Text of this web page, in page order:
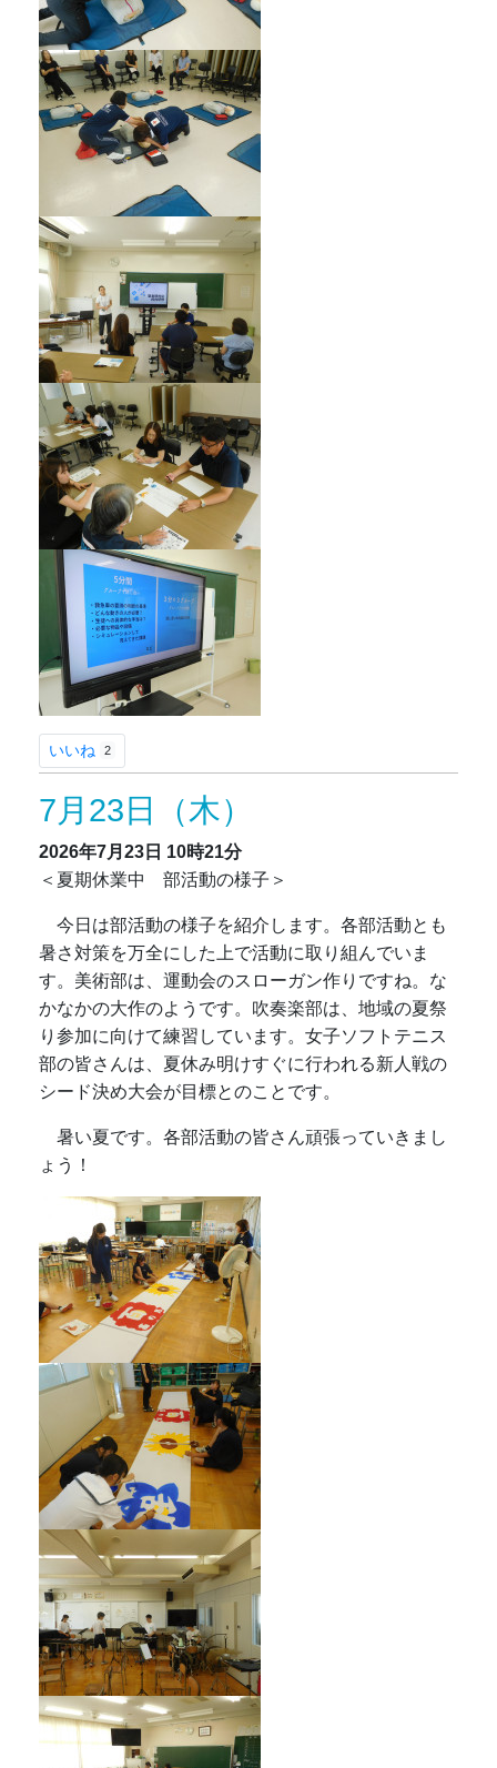
いいね 2
7月23日（木）
2026年7月23日 10時21分
＜夏期休業中 部活動の様子＞
今日は部活動の様子を紹介します。各部活動とも
暑さ対策を万全にした上で活動に取り組んでいま
す。美術部は、運動会のスローガン作りですね。な
かなかの大作のようです。吹奏楽部は、地域の夏祭
り参加に向けて練習しています。女子ソフトテニス
部の皆さんは、夏休み明けすぐに行われる新人戦の
シード決め大会が目標とのことです。
暑い夏です。各部活動の皆さん頑張っていきまし
ょう！